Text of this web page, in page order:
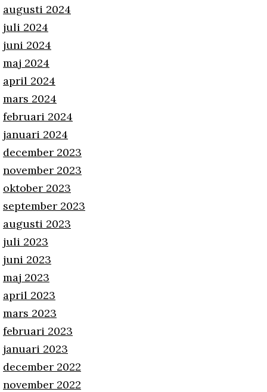
augusti 2024
juli 2024
juni 2024
maj 2024
april 2024
mars 2024
februari 2024
januari 2024
december 2023
november 2023
oktober 2023
september 2023
augusti 2023
juli 2023
juni 2023
maj 2023
april 2023
mars 2023
februari 2023
januari 2023
december 2022
november 2022